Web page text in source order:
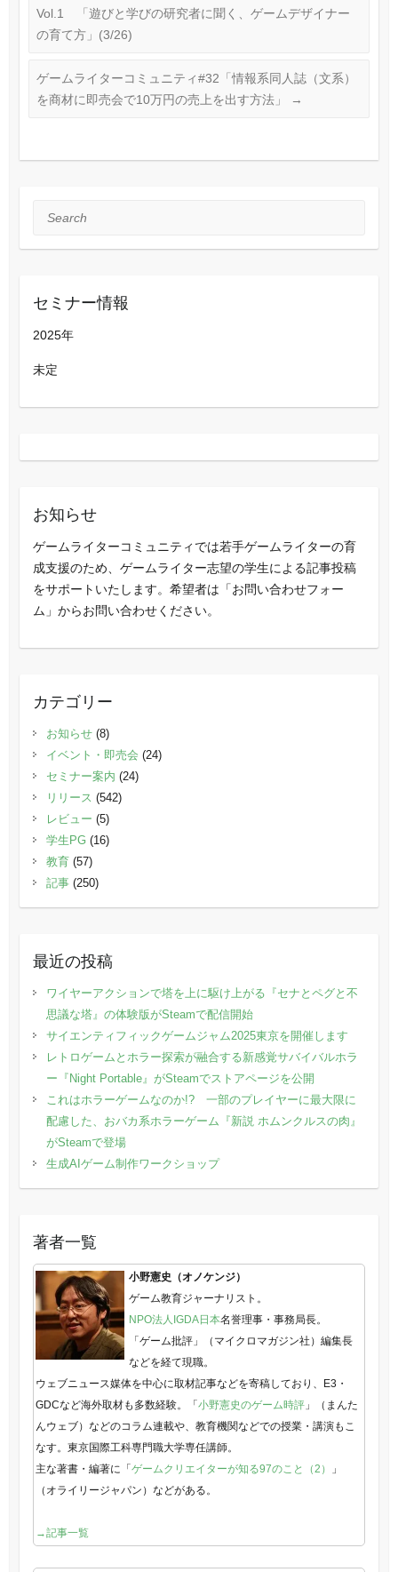
Vol.1 「遊びと学びの研究者に聞く、ゲームデザイナー
の育て方」(3/26)
ゲームライターコミュニティ#32「情報系同人誌（文系）
を商材に即売会で10万円の売上を出す方法」
→
Search
セミナー情報
2025年
未定
お知らせ
ゲームライターコミュニティでは若手ゲームライターの育
成支援のため、ゲームライター志望の学生による記事投稿
をサポートいたします。希望者は「お問い合わせフォー
ム」からお問い合わせください。
カテゴリー
お知らせ(8)
イベント・即売会 (24)
セミナー案内 (24)
リリース (542)
レビュー (5)
学生PG(16)
教育(57)
記事(250)
最近の投稿
ワイヤーアクションで塔を上に駆け上がる『セナとペグと不
思議な塔』の体験版がSteamで配信開始
サイエンティフィックゲームジャム2025東京を開催します
レトロゲームとホラー探索が融合する新感覚サバイバルホラ
ー『Night Portable』がSteamでストアページを公開
これはホラーゲームなのか!? 一部のプレイヤーに最大限に
配慮した、おバカ系ホラーゲーム『新説 ホムンクルスの肉』
がSteamで登場
生成AIゲーム制作ワークショップ
著者一覧
小野憲史（オノケンジ）
ゲーム教育ジャーナリスト。
NPO法人IGDA日本名誉理事・事務局長。
「ゲーム批評」（マイクロマガジン社）編集長
などを経て現職。
ウェブニュース媒体を中心に取材記事などを寄稿しており、E3・
GDCなど海外取材も多数経験。「小野憲史のゲーム時評」（まんた
んウェブ）などのコラム連載や、教育機関などでの授業・講演もこ
なす。東京国際工科専門職大学専任講師。
主な著書・編著に「ゲームクリエイターが知る97のこと（2）
」
（オライリージャパン）などがある。
→記事一覧